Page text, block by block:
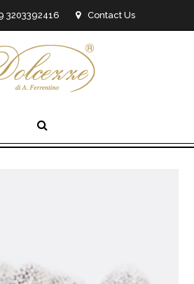
3203392416 Contact Us